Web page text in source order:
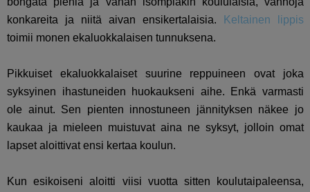
konkareita ja niitä aivan ensikertalaisia.
Keltainen lippis
toimii monen ekaluokkalaisen tunnuksena.
Pikkuiset ekaluokkalaiset suurine reppuineen ovat joka
syksyinen ihastuneiden huokaukseni aihe. Enkä varmasti
ole ainut. Sen pienten innostuneen jännityksen näkee jo
kaukaa ja mieleen muistuvat aina ne syksyt, jolloin omat
lapset aloittivat ensi kertaa koulun.
Kun esikoiseni aloitti viisi vuotta sitten koulutaipaleensa,